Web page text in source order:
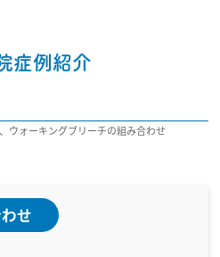
症例紹介
ウォーキングブリーチの組み合わせ
せ